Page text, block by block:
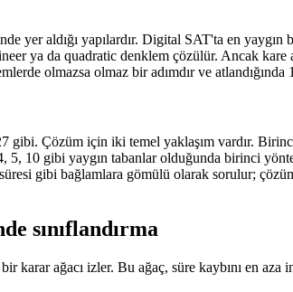
yer aldığı yapılardır. Digital SAT'ta en
ya da quadratic denklem çözülür. Ancak
olmazsa olmaz bir adımdır ve atlandığında
Çözüm için iki temel yaklaşım vardır.
5, 10 gibi yaygın tabanlar olduğunda birinci
gibi bağlamlara gömülü olarak sorulur;
sınıflandırma
karar ağacı izler. Bu ağaç, süre kaybını en